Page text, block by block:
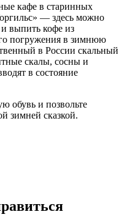
кафе в старинных
— здесь можно
выпить кофе из
погружения в зимнюю
в России скальный
скалы, сосны и
в состояние
обувь и позвольте
зимней сказкой.